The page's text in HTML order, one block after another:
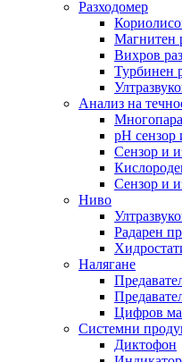
Разходомер
Магнитен
Вихров
Турбинен
Анализ на
pH сензор
Сензор и
Сензор и
Ниво
Радарен
Налягане
Цифров
Системни
Диктофон